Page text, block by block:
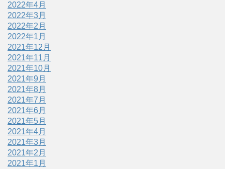
2022年4月
2022年3月
2022年2月
2022年1月
2021年12月
2021年11月
2021年10月
2021年9月
2021年8月
2021年7月
2021年6月
2021年5月
2021年4月
2021年3月
2021年2月
2021年1月